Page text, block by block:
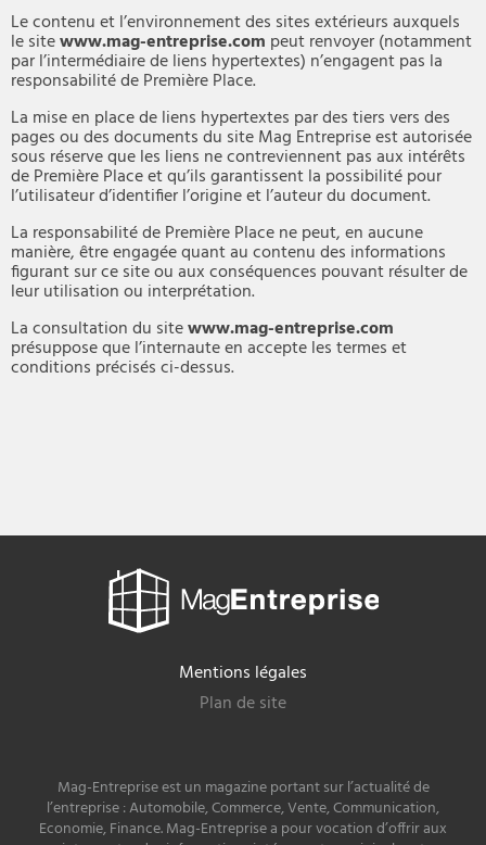
Le contenu et l’environnement des sites extérieurs auxquels
le sitewww.mag-entreprise.com peut renvoyer (notamment
par l’intermédiaire de liens hypertextes) n’engagent pas la
responsabilité de Première Place.
La mise en place de liens hypertextes par des tiers vers des
pages ou des documents du site Mag Entreprise est autorisée
sous réserve que les liens ne contreviennent pas aux intérêts
de Première Place et qu’ils garantissent la possibilité pour
l’utilisateur d’identifier l’origine et l’auteur du document.
La responsabilité de Première Place ne peut, en aucune
manière, être engagée quant au contenu des informations
figurant sur ce site ou aux conséquences pouvant résulter de
leur utilisation ou interprétation.
La consultation du sitewww.mag-entreprise.com
présuppose que l’internaute en accepte les termes et
conditions précisés ci-dessus.
Entreprise
Mentions légales
Plan de site
Mag-Entreprise est un magazine portant sur l’actualité de
l’entreprise : Automobile, Commerce, Vente, Communication,
Economie, Finance. Mag-Entreprise a pour vocation d’offrir aux